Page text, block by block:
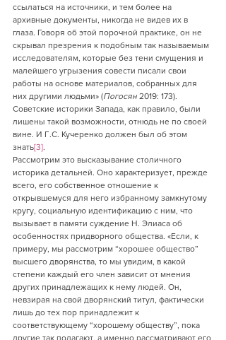
ссылаться на источники, и тем более на
архивные документы, никогда не видев их в
глаза. Говоря об этой порочной практике, он не
скрывал презрения к подобным так называемым
исследователям, которые без тени смущения и
малейшего угрызения совести писали свои
работы на основе материалов, собранных для
них другими людьми» (Погосян 2019: 173).
Советские историки Запада, как правило, были
лишены такой возможности, отнюдь не по своей
вине. И Г.С. Кучеренко должен был об этом
знать[3]
Рассмотрим это высказывание столичного
историка детальней. Оно характеризует, прежде
всего, его собственное отношение к
открывшемуся для него избранному замкнутому
кругу, социальную идентификацию с ним, что
вызывает в памяти суждение Н. Элиаса об
особенностях придворного общества. «Если, к
примеру, мы рассмотрим “хорошее общество”
высшего дворянства, то мы увидим, в какой
степени каждый его член зависит от мнения
других принадлежащих к нему людей. Он,
невзирая на свой дворянский титул, фактически
лишь до тех пор принадлежит к
соответствующему “хорошему обществу”, пока
другие так полагают, а именно рассматривают его